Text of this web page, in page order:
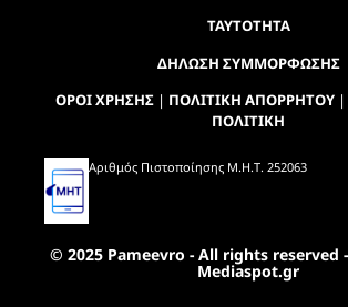
ΤΑΥΤΟΤΗΤΑ
ΔΗΛΩΣΗ ΣΥΜΜΟΡΦΩΣΗΣ
ΟΡΟΙ ΧΡΗΣΗΣ| ΠΟΛΙΤΙΚΗ ΑΠΟΡΡΗΤΟΥ|
ΠΟΛΙΤΙΚΗ
Αριθμός Πιστοποίησης Μ.Η.Τ. 252063
© 2025 Pameevro - All rights reserved
Mediaspot.gr